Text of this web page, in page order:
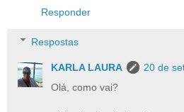
Responder
Respostas
KARLA LAURA
20 de
Olá, como vai?